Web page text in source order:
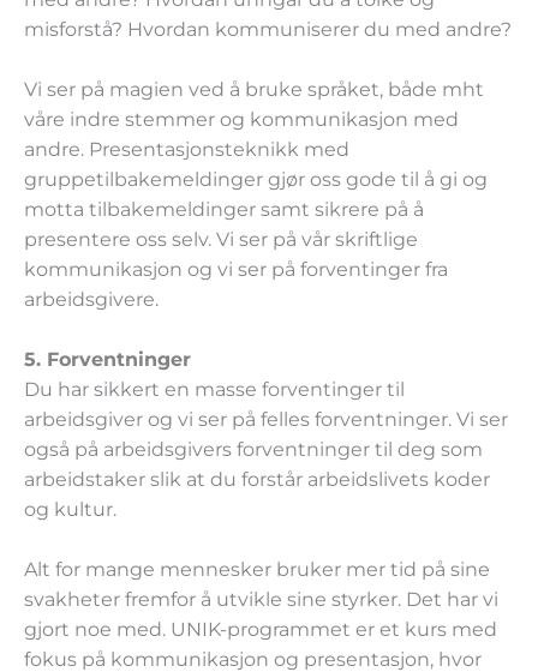
misforstå? Hvordan kommuniserer du med andre?
Vi ser på magien ved å bruke språket, både mht
våre indre stemmer og kommunikasjon med
andre. Presentasjonsteknikk med
gruppetilbakemeldinger gjør oss gode til å gi og
motta tilbakemeldinger samt sikrere på å
presentere oss selv. Vi ser på vår skriftlige
kommunikasjon og vi ser på forventinger fra
arbeidsgivere.
5. Forventninger
Du har sikkert en masse forventinger til
arbeidsgiver og vi ser på felles forventninger. Vi ser
også på arbeidsgivers forventninger til deg som
arbeidstaker slik at du forstår arbeidslivets koder
og kultur.
Alt for mange mennesker bruker mer tid på sine
svakheter fremfor å utvikle sine styrker. Det har vi
gjort noe med. UNIK-programmet er et kurs med
fokus på kommunikasjon og presentasjon, hvor